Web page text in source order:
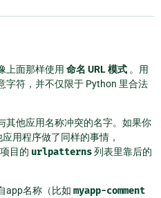
上面那样使用 命名 URL 模式 。用
字符，并不仅限于 Python 里合法
其他应用名称冲突的名字。如果你
用程序做了同样的事情，
目的 urlpatterns列表里靠后的
app名称（比如 myapp-comment